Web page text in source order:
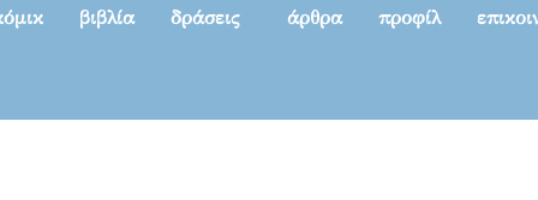
βιβλία δράσεις άρθρα προφίλ